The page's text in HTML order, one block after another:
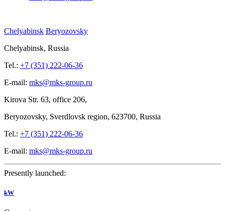
Chelyabinsk Beryozovsky
Chelyabinsk, Russia
Tel.: +7 (351) 222-06-36
E-mail: mks@mks-group.ru
Kirova Str. 63, office 206,
Beryozovsky, Sverdlovsk region, 623700, Russia
Tel.: +7 (351) 222-06-36
E-mail: mks@mks-group.ru
Presently launched:
kW